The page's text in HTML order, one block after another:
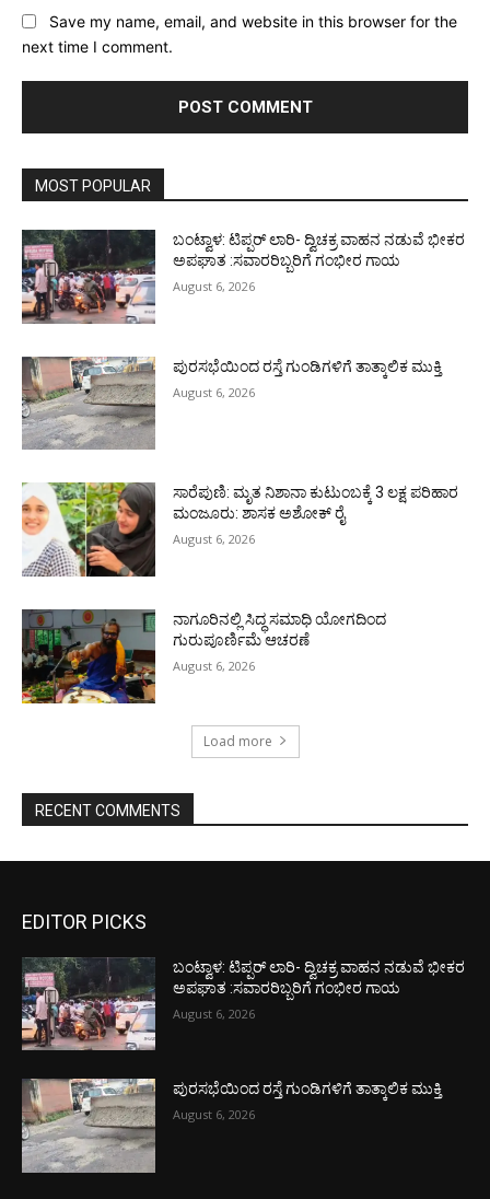
Save my name, email, and website in this browser for the
next time I comment.
MOST POPULAR
ಬಂಟ್ವಾಳ: ಟಿಪ್ಪರ್ ಲಾರಿ- ದ್ವಿಚಕ್ರ ವಾಹನ ನಡುವೆ ಭೀಕರ
ಅಪಘಾತ :ಸವಾರರಿಬ್ಬರಿಗೆ ಗಂಭೀರ ಗಾಯ
August 6, 2026
ಪುರಸಭೆಯಿಂದ ರಸ್ತೆ ಗುಂಡಿಗಳಿಗೆ ತಾತ್ಕಾಲಿಕ ಮುಕ್ತಿ
August 6, 2026
ಸಾರೆಪುಣಿ: ಮೃತ ನಿಶಾನಾ ಕುಟುಂಬಕ್ಕೆ 3 ಲಕ್ಷ ಪರಿಹಾರ
ಮಂಜೂರು: ಶಾಸಕ ಅಶೋಕ್ ರೈ
August 6, 2026
ನಾಗೂರಿನಲ್ಲಿ ಸಿದ್ಧ ಸಮಾಧಿ ಯೋಗದಿಂದ
ಗುರುಪೂರ್ಣಿಮೆ ಆಚರಣೆ
August 6, 2026
Load more
RECENT COMMENTS
EDITOR PICKS
ಬಂಟ್ವಾಳ: ಟಿಪ್ಪರ್ ಲಾರಿ- ದ್ವಿಚಕ್ರ ವಾಹನ ನಡುವೆ ಭೀಕರ
ಅಪಘಾತ :ಸವಾರರಿಬ್ಬರಿಗೆ ಗಂಭೀರ ಗಾಯ
August 6, 2026
ಪುರಸಭೆಯಿಂದ ರಸ್ತೆ ಗುಂಡಿಗಳಿಗೆ ತಾತ್ಕಾಲಿಕ ಮುಕ್ತಿ
August 6, 2026